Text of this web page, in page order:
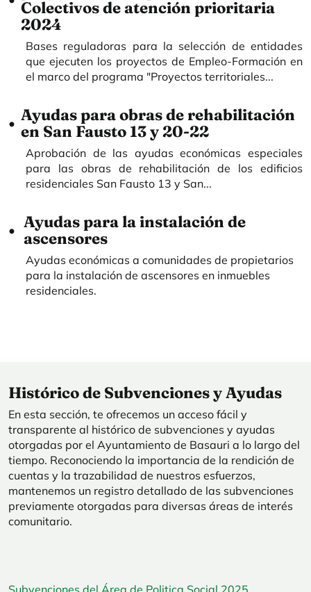
Colectivos de atención prioritaria
2024
Bases reguladoras para la selección de entidades
que ejecuten los proyectos de Empleo-Formación en
el marco del programa "Proyectos territoriales...
Ayudas para obras de rehabilitación
en San Fausto 13 y 20-22
Aprobación de las ayudas económicas especiales
para las obras de rehabilitación de los edificios
residenciales San Fausto 13 y San...
Ayudas para la instalación de
ascensores
Ayudas económicas a comunidades de propietarios
para la instalación de ascensores en inmuebles
residenciales.
Histórico de Subvenciones y Ayudas
En esta sección, te ofrecemos un acceso fácil y
transparente al histórico de subvenciones y ayudas
otorgadas por el Ayuntamiento de Basauri a lo largo del
tiempo. Reconociendo la importancia de la rendición de
cuentas y la trazabilidad de nuestros esfuerzos,
mantenemos un registro detallado de las subvenciones
previamente otorgadas para diversas áreas de interés
comunitario.
Subvenciones del Área de Politica Social 2025.